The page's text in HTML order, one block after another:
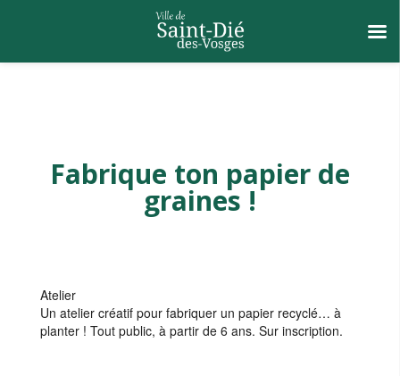
Fabrique ton papier de
graines !
Atelier
Un atelier créatif pour fabriquer un papier recyclé… à
planter ! Tout public, à partir de 6 ans. Sur inscription.